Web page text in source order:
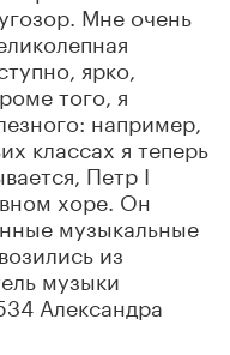
Мне очень
ярко,
того, я
например,
классах я теперь
Петр I
хоре. Он
музыкальные
из
музыки
Александра